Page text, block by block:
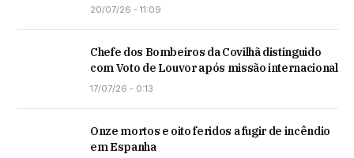
20/07/26 - 11:09
Chefe dos Bombeiros da Covilhã distinguido
com Voto de Louvor após missão internacional
17/07/26 - 0:13
Onze mortos e oito feridos a fugir de incêndio
em Espanha